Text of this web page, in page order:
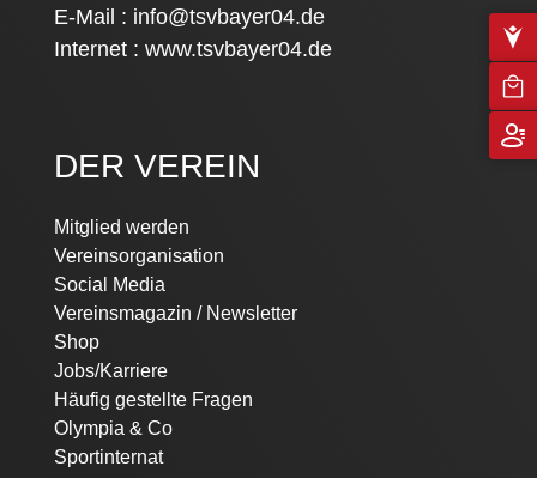
E-Mail : info@tsvbayer04.de
Internet : www.tsvbayer04.de
DER VEREIN
Mitglied werden
Vereinsorganisation
Social Media
Vereinsmagazin / Newsletter
Shop
Jobs/Karriere
Häufig gestellte Fragen
Olympia & Co
Sportinternat